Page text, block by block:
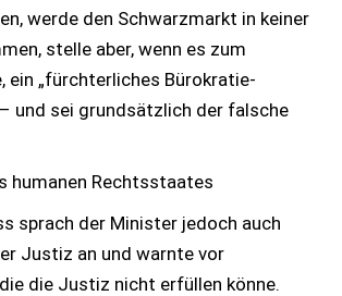
werde den Schwarzmarkt in keiner
stelle aber, wenn es zum
ein „fürchterliches Bürokratie-
und sei grundsätzlich der falsche
humanen Rechtsstaates
sprach der Minister jedoch auch
Justiz an und warnte vor
die Justiz nicht erfüllen könne.